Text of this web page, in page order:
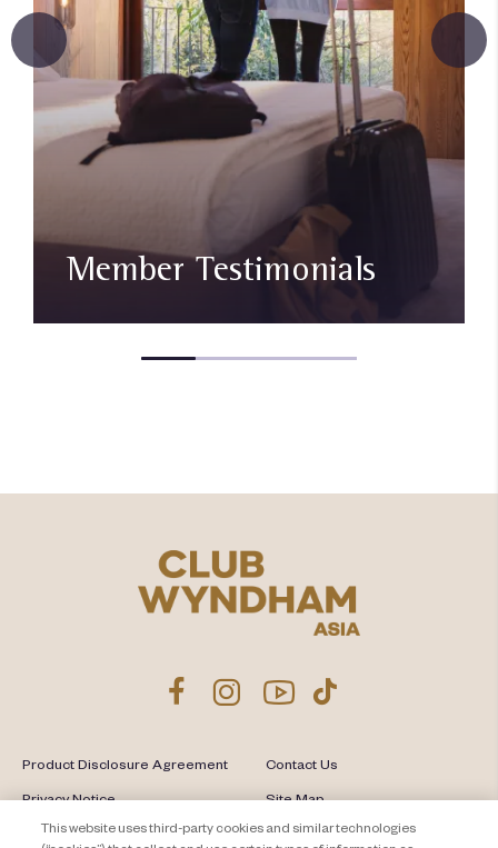
Member Testimonials​
Product Disclosure Agreement
Privacy Notice
About Travel + Leisure Co
Contact Us
Site Map
Offers Terms & Conditions
This website uses third-party cookies and similar technologies